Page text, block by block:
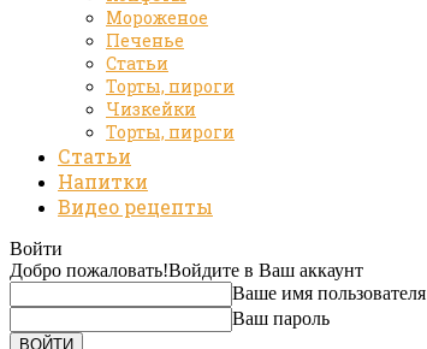
Мороженое
Печенье
Статьи
Торты, пироги
Чизкейки
Торты, пироги
Статьи
Напитки
Видео рецепты
Войти
Добро пожаловать!Войдите в Ваш аккаунт
Ваше имя пользователя
Ваш пароль